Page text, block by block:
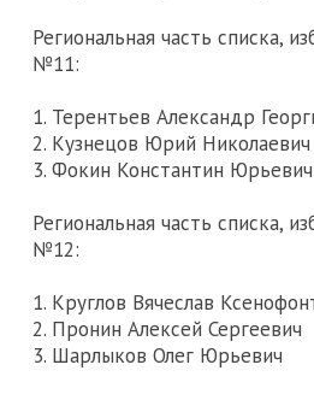
Региональная часть списка,
№11:
1. Терентьев Александр
2. Кузнецов Юрий Николаевич
3. Фокин Константин Юрьевич
Региональная часть списка,
№12:
1. Круглов Вячеслав
2. Пронин Алексей Сергеевич
3. Шарлыков Олег Юрьевич